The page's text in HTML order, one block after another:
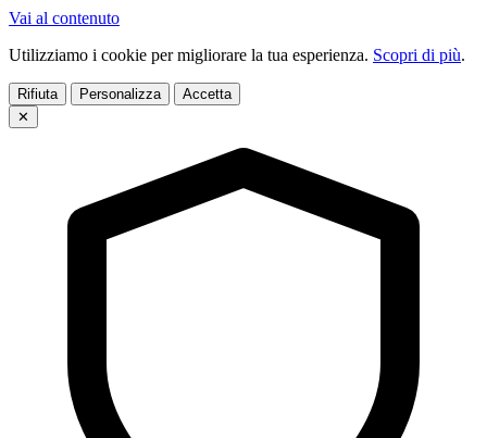
Vai al contenuto
Utilizziamo i cookie per migliorare la tua esperienza. Scopri di più.
Rifiuta Personalizza
Accetta
✕